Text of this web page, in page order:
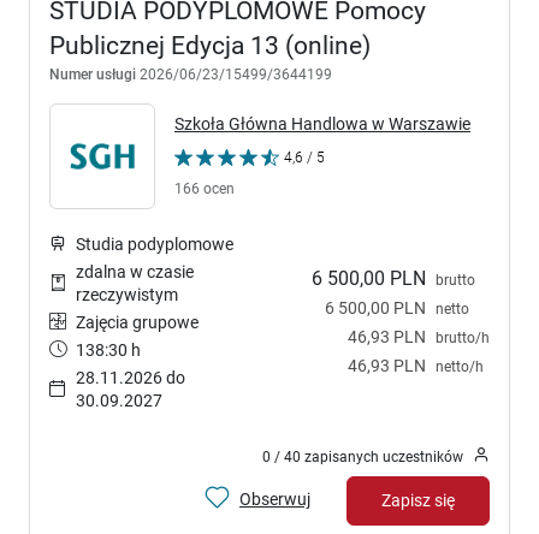
STUDIA PODYPLOMOWE Pomocy
Publicznej Edycja 13 (online)
Numer usługi 2026/06/23/15499/3644199
Szkoła Główna Handlowa w Warszawie
4,6 / 5
166 ocen
6 500,00 PLN brutto
6 500,00 PLN netto
46,93 PLN brutto/h
46,93 PLN netto/h
Studia podyplomowe
zdalna w czasie
rzeczywistym
Zajęcia grupowe
138:30 h
28.11.2026 do
30.09.2027
0 / 40 zapisanych uczestników
Obserwuj Zapisz się